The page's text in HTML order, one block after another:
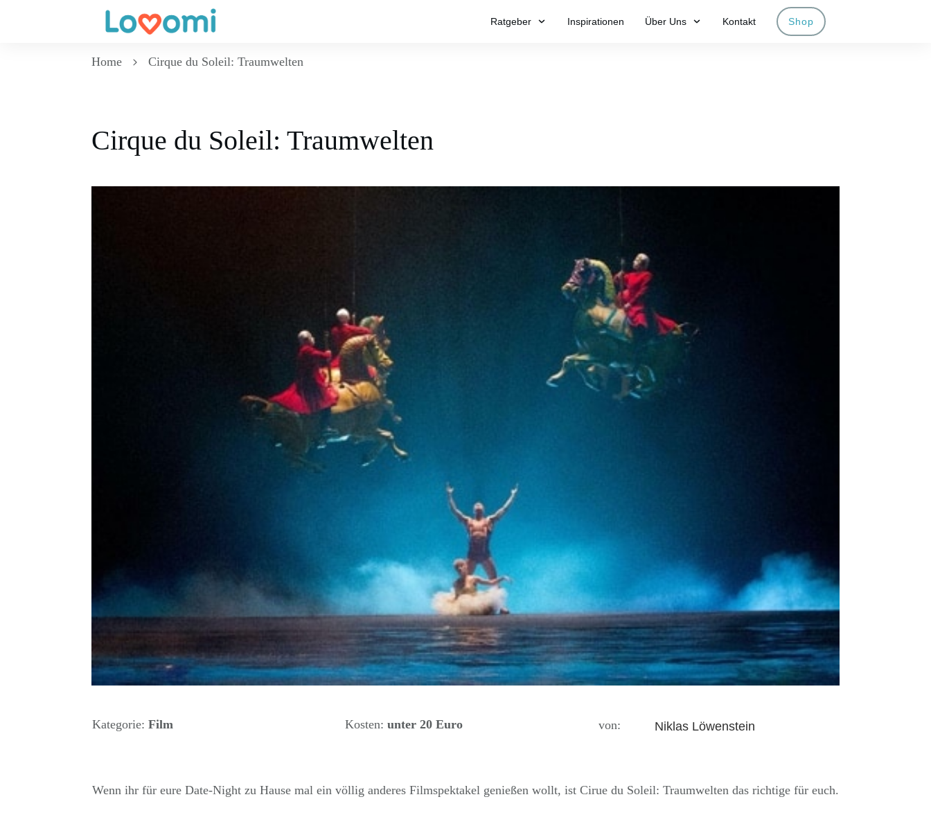
Ratgeber Inspirationen Über Uns Kontakt Shop
Home Cirque du Soleil: Traumwelten
Cirque du Soleil: Traumwelten
Kategorie: Film Kosten: unter 20 Euro von: Niklas Löwenstein
Wenn ihr für eure Date-Night zu Hause mal ein völlig anderes Filmspektakel genießen wollt, ist Cirue du Soleil: Traumwelten das richtige für euch.